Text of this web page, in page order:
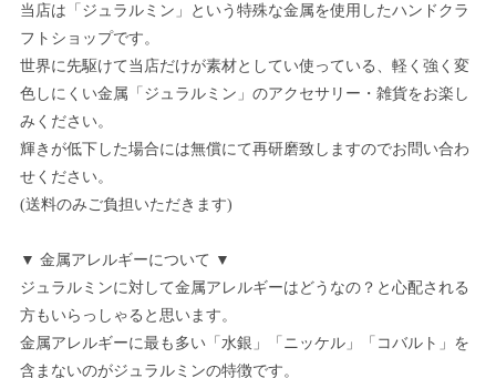
当店は「ジュラルミン」という特殊な金属を使用したハンドクラ
フトショップです。
世界に先駆けて当店だけが素材としてい使っている、軽く強く変
色しにくい金属「ジュラルミン」のアクセサリー・雑貨をお楽し
みください。
輝きが低下した場合には無償にて再研磨致しますのでお問い合わ
せください。
(送料のみご負担いただきます)
▼ 金属アレルギーについて ▼
ジュラルミンに対して金属アレルギーはどうなの？と心配される
方もいらっしゃると思います。
金属アレルギーに最も多い「水銀」「ニッケル」「コバルト」を
含まないのがジュラルミンの特徴です。